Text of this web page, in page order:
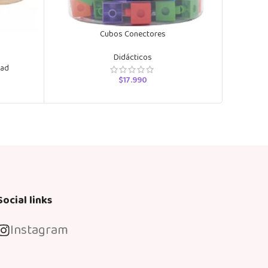
Cubos Conectores
Didácticos
$17.990
links
Instagram